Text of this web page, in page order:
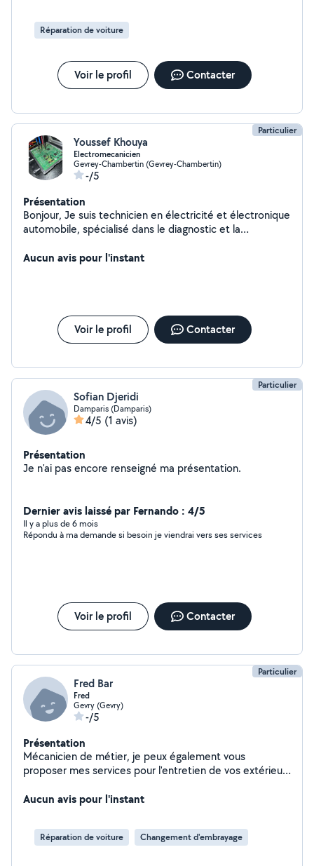
Réparation de voiture
Voir le profil Contacter
Particulier
Youssef Khouya
Electromecanicien
Gevrey-Chambertin (Gevrey-Chambertin)
-/5
Présentation
Bonjour, Je suis technicien en électricité et électronique
automobile, spécialisé dans le diagnostic et la
Diagnostics électroniques de votre véhicule -
mes services, n'hésitez pas à me contacter.
Cordialement
Aucun avis pour l'instant
Voir le profil Contacter
Particulier
Sofian Djeridi
Damparis (Damparis)
4/5 (1 avis)
Présentation
Je n'ai pas encore renseigné ma présentation.
Dernier avis laissé par Fernando : 4/5
Il y a plus de 6 mois
Répondu à ma demande si besoin je viendrai vers ses services
Voir le profil Contacter
Particulier
Fred Bar
Fred
Gevry (Gevry)
-/5
Présentation
Mécanicien de métier, je peux également vous
proposer mes services pour l'entretien de vos extérieurs
Aucun avis pour l'instant
Réparation de voiture Changement d'embrayage